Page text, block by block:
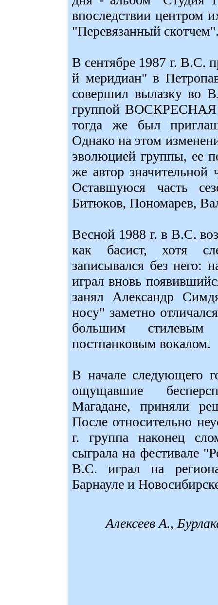
впоследствии центром
"Перевязанный
В сентябре 1987 г. В.С.
й меридиан" в
совершил вылазку во
группой
тогда же был
Однако на этом
эволюцией группы, ее
же автор значительной
Оставшуюся часть
Битюков, Пономарев,
Весной 1988 г. в В.С.
как басист, хотя
записывался без него:
играл вновь
занял Александр
носу" заметно
большим стилевым
постпанковым вокалом.
В начале следующего
ощущавшие
Магадане, приняли
После относительно
г. группа наконец
сыграла на фестивале
В.С. играл на
Барнауле и
Алексеев А.,